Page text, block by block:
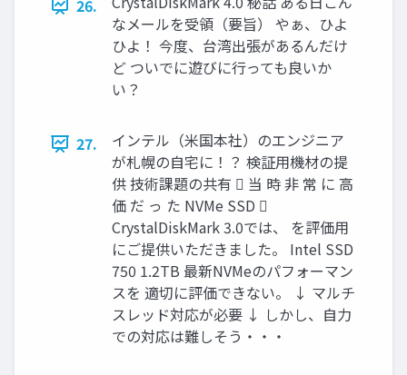
26.
なメールを受領（要旨） やぁ、ひよ
ひよ！ 今度、台湾出張があるんだけ
ど ついでに遊びに行っても良いか
い？
27.
インテル（米国本社）のエンジニア
が札幌の自宅に！？ 検証用機材の提
供 技術課題の共有  当 時 非 常 に 高
価 だ っ た NVMe SSD 
CrystalDiskMark 3.0では、 を評価用
にご提供いただきました。 Intel SSD
750 1.2TB 最新NVMeのパフォーマン
スを 適切に評価できない。 ↓ マルチ
スレッド対応が必要 ↓ しかし、自力
での対応は難しそう・・・